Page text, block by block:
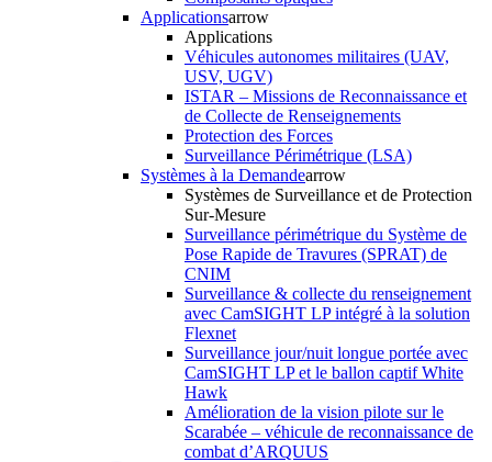
Applicationsarrow
Applications
Véhicules autonomes militaires (UAV,
USV, UGV)
ISTAR – Missions de Reconnaissance et
de Collecte de Renseignements
Protection des Forces
Surveillance Périmétrique (LSA)
Systèmes à la Demandearrow
Systèmes de Surveillance et de Protection
Sur-Mesure
Surveillance périmétrique du Système de
Pose Rapide de Travures (SPRAT) de
CNIM
Surveillance & collecte du renseignement
avec CamSIGHT LP intégré à la solution
Flexnet
Surveillance jour/nuit longue portée avec
CamSIGHT LP et le ballon captif White
Hawk
Amélioration de la vision pilote sur le
Scarabée – véhicule de reconnaissance de
combat d’ARQUUS